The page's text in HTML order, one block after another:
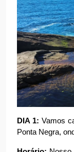
DIA 1: Vamos
Ponta Negra,